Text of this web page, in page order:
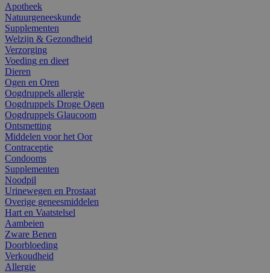
Apotheek
Natuurgeneeskunde
Supplementen
Welzijn & Gezondheid
Verzorging
Voeding en dieet
Dieren
Ogen en Oren
Oogdruppels allergie
Oogdruppels Droge Ogen
Oogdruppels Glaucoom
Ontsmetting
Middelen voor het Oor
Contraceptie
Condooms
Supplementen
Noodpil
Urinewegen en Prostaat
Overige geneesmiddelen
Hart en Vaatstelsel
Aambeien
Zware Benen
Doorbloeding
Verkoudheid
Allergie